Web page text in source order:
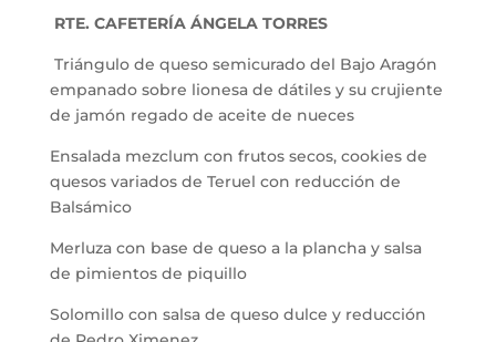
RTE. CAFETERÍA ÁNGELA TORRES
Triángulo de queso semicurado del Bajo Aragón
empanado sobre lionesa de dátiles y su crujiente
de jamón regado de aceite de nueces
Ensalada mezclum con frutos secos, cookies de
quesos variados de Teruel con reducción de
Balsámico
Merluza con base de queso a la plancha y salsa
de pimientos de piquillo
Solomillo con salsa de queso dulce y reducción